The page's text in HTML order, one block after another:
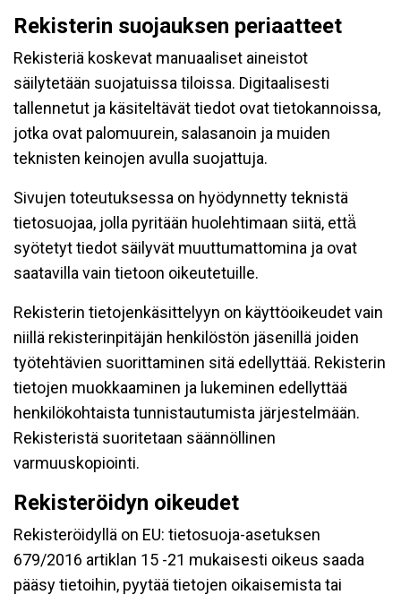
Rekisterin suojauksen periaatteet
Rekisteriä koskevat manuaaliset aineistot
säilytetään suojatuissa tiloissa. Digitaalisesti
tallennetut ja käsiteltävät tiedot ovat tietokannoissa,
jotka ovat palomuurein, salasanoin ja muiden
teknisten keinojen avulla suojattuja.
Sivujen toteutuksessa on hyödynnetty teknistä
tietosuojaa, jolla pyritään huolehtimaan siitä, että̈
syötetyt tiedot säilyvät muuttumattomina ja ovat
saatavilla vain tietoon oikeutetuille.
Rekisterin tietojenkäsittelyyn on käyttöoikeudet vain
niillä rekisterinpitäjän henkilöstön jäsenillä joiden
työtehtävien suorittaminen sitä edellyttää. Rekisterin
tietojen muokkaaminen ja lukeminen edellyttää
henkilökohtaista tunnistautumista järjestelmään.
Rekisteristä suoritetaan säännöllinen
varmuuskopiointi.
Rekisteröidyn oikeudet
Rekisteröidyllä on EU: tietosuoja-asetuksen
679/2016 artiklan 15 -21 mukaisesti oikeus saada
pääsy tietoihin, pyytää tietojen oikaisemista tai